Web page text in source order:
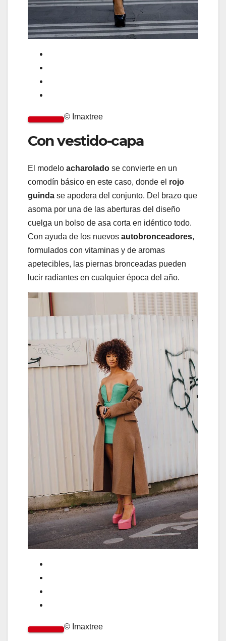
© Imaxtree
Con vestido-capa
El modelo acharolado se convierte en un
comodín básico en este caso, donde el rojo
guinda se apodera del conjunto. Del brazo que
asoma por una de las aberturas del diseño
cuelga un bolso de asa corta en idéntico todo.
Con ayuda de los nuevos autobronceadores,
formulados con vitaminas y de aromas
apetecibles, las piernas bronceadas pueden
lucir radiantes en cualquier época del año.
© Imaxtree